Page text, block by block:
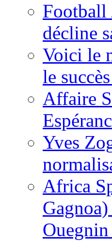
Football
décline
Voici le
le
Affaire
Yves
Africa